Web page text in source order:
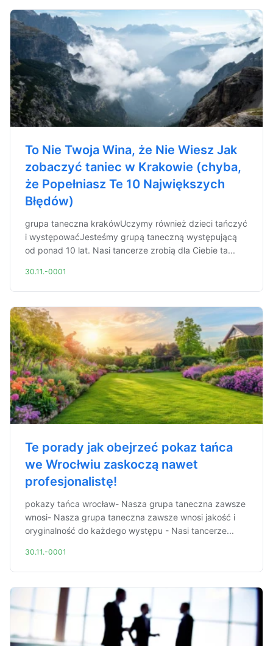
To Nie Twoja Wina, że Nie Wiesz Jak
zobaczyć taniec w Krakowie (chyba,
że Popełniasz Te 10 Największych
Błędów)
grupa taneczna krakówUczymy również dzieci tańczyć
i występowaćJesteśmy grupą taneczną występującą
od ponad 10 lat. Nasi tancerze zrobią dla Ciebie ta...
30.11.-0001
Te porady jak obejrzeć pokaz tańca
we Wrocłwiu zaskoczą nawet
profesjonalistę!
pokazy tańca wrocław- Nasza grupa taneczna zawsze
wnosi- Nasza grupa taneczna zawsze wnosi jakość i
oryginalność do każdego występu - Nasi tancerze...
30.11.-0001